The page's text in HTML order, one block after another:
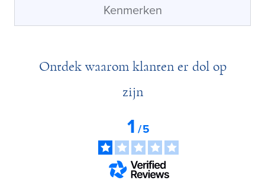
Kenmerken
Ontdek waarom klanten er dol op
zijn
1/5